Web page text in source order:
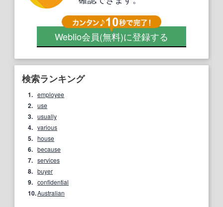
Weblio会員(無料)に登録する
検索ランキング
1. employee
2. use
3. usually
4. various
5. house
6. because
7. services
8. buyer
9. confidential
10.Australian